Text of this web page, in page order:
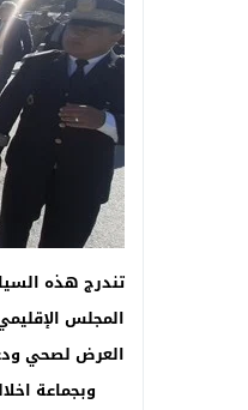
المجلس
العرض لصحي
وبجماعة